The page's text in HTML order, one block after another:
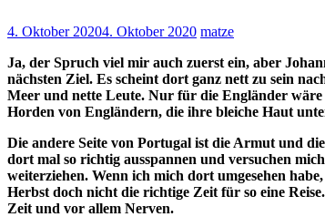
4. Oktober 20204. Oktober 2020 matze
Ja, der Spruch viel mir auch zuerst ein, aber
nächsten Ziel. Es scheint dort ganz nett zu sein
Meer und nette Leute. Nur für die Engländer wäre
Horden von Engländern, die ihre bleiche Haut
Die andere Seite von Portugal ist die Armut und
dort mal so richtig ausspannen und versuchen
weiterziehen. Wenn ich mich dort umgesehen
Herbst doch nicht die richtige Zeit für so eine
Zeit und vor allem Nerven.